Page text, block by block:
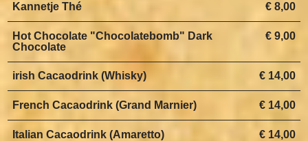
€ 8,00
Kannetje Thé
€ 9,00
Hot Chocolate "Chocolatebomb" Dark
Chocolate
€ 14,00
irish Cacaodrink (Whisky)
€ 14,00
French Cacaodrink (Grand Marnier)
€ 14,00
Italian Cacaodrink (Amaretto)